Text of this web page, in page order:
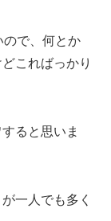
で、何とか
こればっかり
ると思いま
一人でも多く